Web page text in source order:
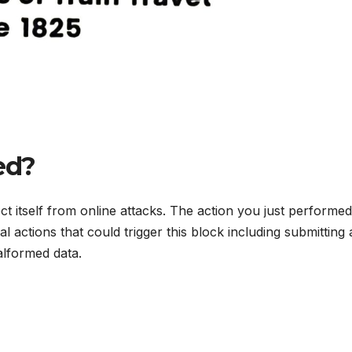
itself from online attacks. The action you just performed
actions that could trigger this block including submitting
data.